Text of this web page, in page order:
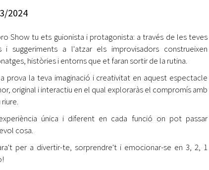
jove 2026
Cerdanyola opta a més de 5 milions d'euros del Pla de
Barris per transformar les Fontetes, Quatre Cantons i
l'entorn de l'avinguda Catalunya
El FIT presenta el cartell de la seva 16a edició i dona el
tret de sortida al festival
l'eclipsi solar
2024
Show tu ets guionista i protagonista: a través de les teves
i suggeriments a l'atzar els improvisadors construeixen
històries i entorns que et faran sortir de la rutina.
prova la teva imaginació i creativitat en aquest espectacle
original i interactiu en el qual exploraràs el compromís amb
única i diferent en cada funció on pot passar
cosa.
per a divertir-te, sorprendre't i emocionar-se en 3, 2, 1